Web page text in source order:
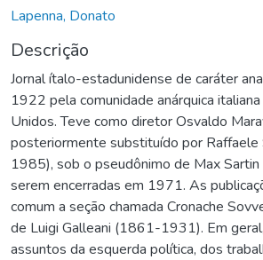
Lapenna, Donato
Descrição
Jornal ítalo-estadunidense de caráter
1922 pela comunidade anárquica
Unidos. Teve como diretor Osvaldo
posteriormente substituído por Raffaele
1985), sob o pseudônimo de Max
serem encerradas em 1971. As
comum a seção chamada Cronache
de Luigi Galleani (1861-1931). Em
assuntos da esquerda política, dos